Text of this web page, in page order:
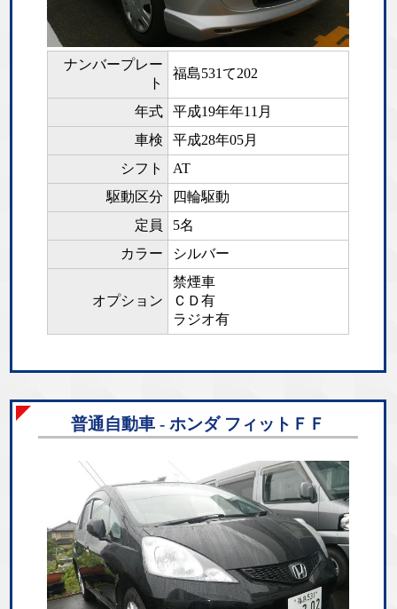
ナンバープレー
ト
福島531て202
年式
平成19年年11月
車検
平成28年05月
シフト
AT
駆動区分
四輪駆動
定員
5名
カラー
シルバー
オプション
禁煙車
ＣＤ有
ラジオ有
普通自動車 - ホンダ フィットＦＦ